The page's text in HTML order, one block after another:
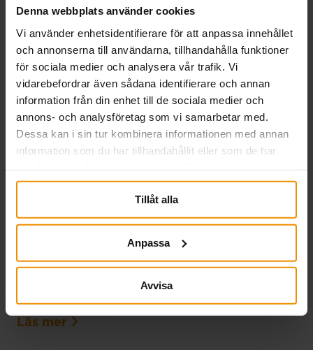
Denna webbplats använder cookies
Vi använder enhetsidentifierare för att anpassa innehållet
och annonserna till användarna, tillhandahålla funktioner
för sociala medier och analysera vår trafik. Vi
vidarebefordrar även sådana identifierare och annan
information från din enhet till de sociala medier och
annons- och analysföretag som vi samarbetar med.
Dessa kan i sin tur kombinera informationen med annan
information som du har tillhandahållit eller som de har
Tillåt alla
Anpassa
Avvisa
Så driver SMÅA dina
vägen vidare onödigt krånglig. Här spelar SMÅA
en avgörande roll – både som trygghet och som
röst för förändring.
Läs mer